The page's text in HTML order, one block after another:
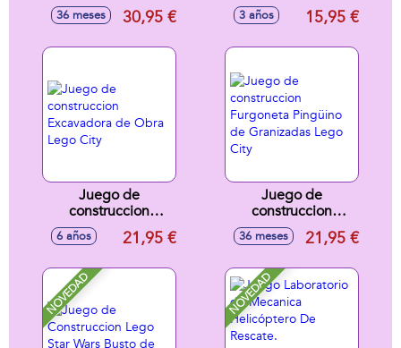
Ladrillos Creativos.
Lego Classic 484
36 meses 30,95 €
piezas 18x39x12
cm (Compatible
3 años 15,95 €
Juego de
construccion
Excavadora de
Obra Lego City
6 años 21,95 €
Juego de
construccion
Furgoneta Pingüino
de Granizadas
36 meses 21,95 €
NOVEDAD NOVEDAD